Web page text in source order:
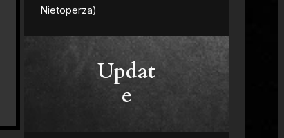
Updat
e